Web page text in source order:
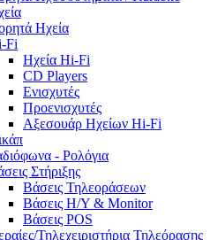
Ηχεία
Fi
Ηχεία Hi-Fi
CD Players
Ενισχυτές
Προενισχυτές
Αξεσουάρ Ηχείων Hi-Fi
- Ρολόγια
Στήριξης
Βάσεις Τηλεοράσεων
Βάσεις Η/Υ & Monitor
Βάσεις POS
Τηλεχειριστήρια Τηλεόρασης